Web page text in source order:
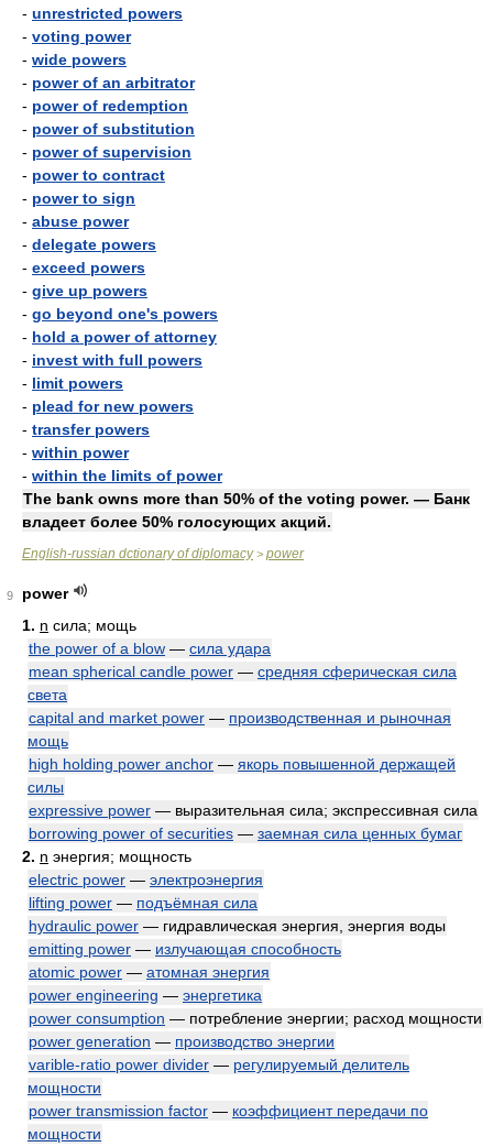
- unrestricted powers
- voting power
- wide powers
- power of an arbitrator
- power of redemption
- power of substitution
- power of supervision
- power to contract
- power to sign
- abuse power
- delegate powers
- exceed powers
- give up powers
- go beyond one's powers
- hold a power of attorney
- invest with full powers
- limit powers
- plead for new powers
- transfer powers
- within power
- within the limits of power
The bank owns more than 50% of the voting power. — Банк
владеет более 50% голосующих акций.
English-russian dctionary of diplomacy> power
9
power
1. n сила; мощь
the power of a blow — сила удара
mean spherical candle power — средняя сферическая сила
света
capital and market power — производственная и рыночная
мощь
high holding power anchor — якорь повышенной держащей
силы
expressive power — выразительная сила; экспрессивная сила
borrowing power of securities — заемная сила ценных бумаг
2. n энергия; мощность
electric power — электроэнергия
lifting power — подъёмная сила
hydraulic power — гидравлическая энергия, энергия воды
emitting power — излучающая способность
atomic power — атомная энергия
power engineering — энергетика
power consumption — потребление энергии; расход мощности
power generation — производство энергии
varible-ratio power divider — регулируемый делитель
мощности
power transmission factor — коэффициент передачи по
мощности